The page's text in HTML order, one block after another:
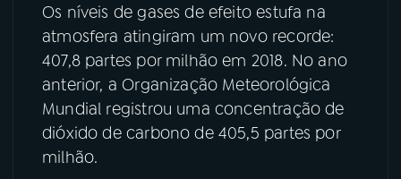
07ÚLTIMAS
FESTIVAL DE MÚSICA
ACOMPANHE A RÁDIO NACIONAL
Os níveis de gases de efeito estufa na
atmosfera atingiram um novo recorde:
407,8 partes por milhão em 2018. No ano
anterior, a Organização Meteorológica
Mundial registrou uma concentração de
dióxido de carbono de 405,5 partes por
milhão.